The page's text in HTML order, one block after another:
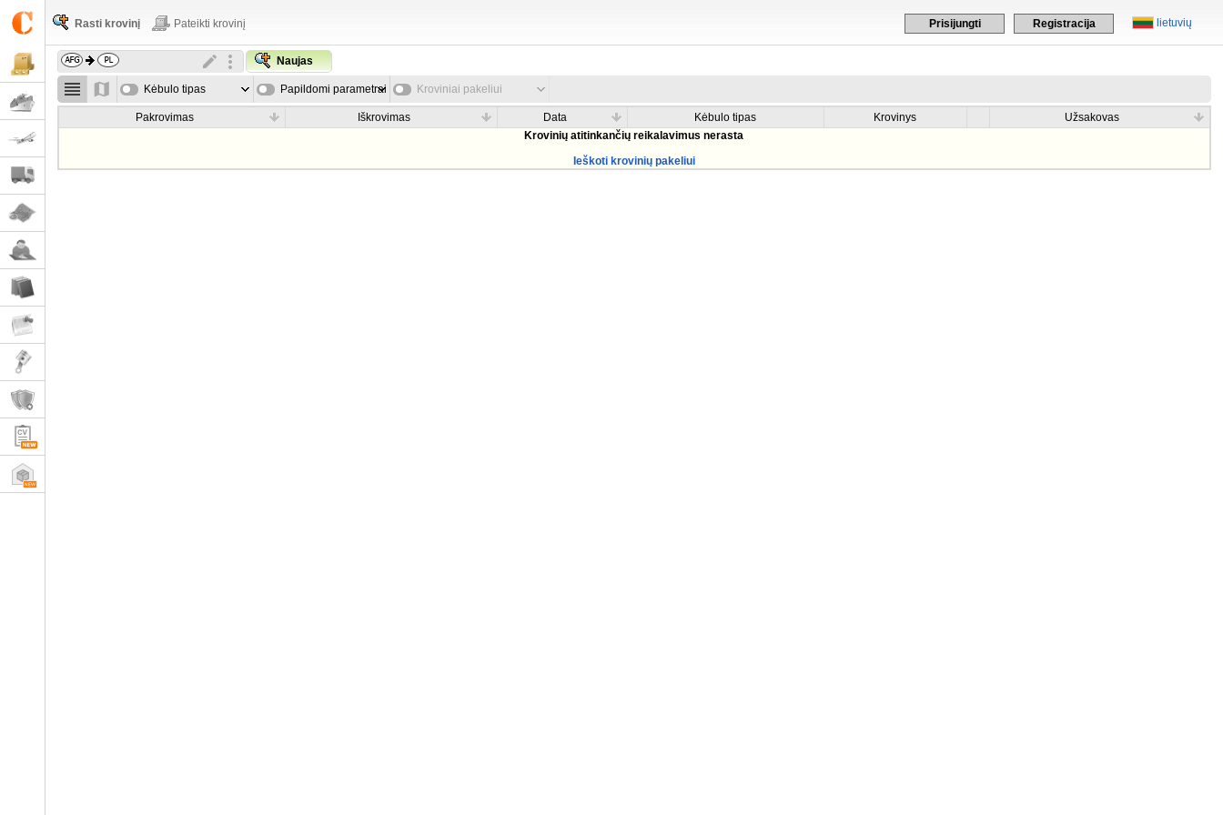
lietuvių
Prisijungti Registracija
Rasti krovinį Pateikti krovinį
Naujas
Kėbulo tipas Papildomi parametrai Kroviniai pakeliui
Pakrovimas Iškrovimas Data Kėbulo tipas Krovinys
Užsakovas
Krovinių atitinkančių reikalavimus nerasta
Ieškoti krovinių pakeliui